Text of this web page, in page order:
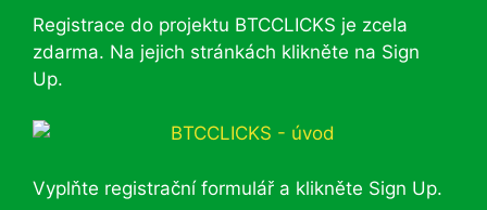
Registrace do projektu BTCCLICKS je zcela
zdarma. Na jejich stránkách klikněte na Sign
Up.
Vyplňte registrační formulář a klikněte Sign Up.